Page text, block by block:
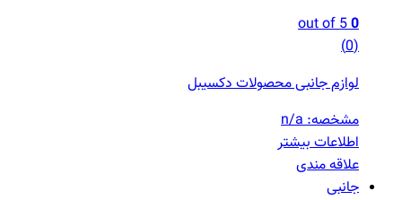
0
out of 5
(0)
لوازم جانبی محصولات دکسیبل
مشخصه: n/a
اطلاعات بیشتر
علاقه مندی
جانبی